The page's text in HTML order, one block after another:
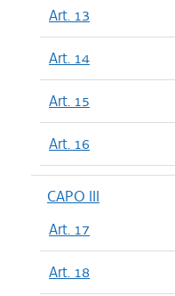
Art. 13
Art. 14
Art. 15
Art. 16
CAPO III
Art. 17
Art. 18